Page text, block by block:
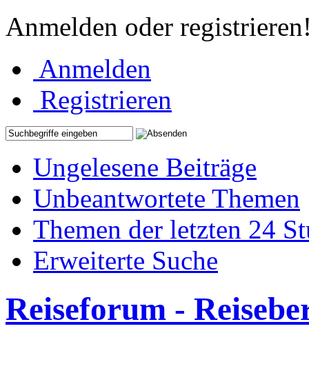
Anmelden oder
Anmelden
Registrieren
Ungelesene Beiträge
Unbeantwortete Themen
Themen der letzten 24
Erweiterte Suche
Reiseforum -